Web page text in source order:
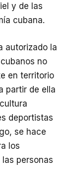
y de las
cubana.
autorizado la
no
en territorio
partir de ella
deportistas
se hace
los
personas